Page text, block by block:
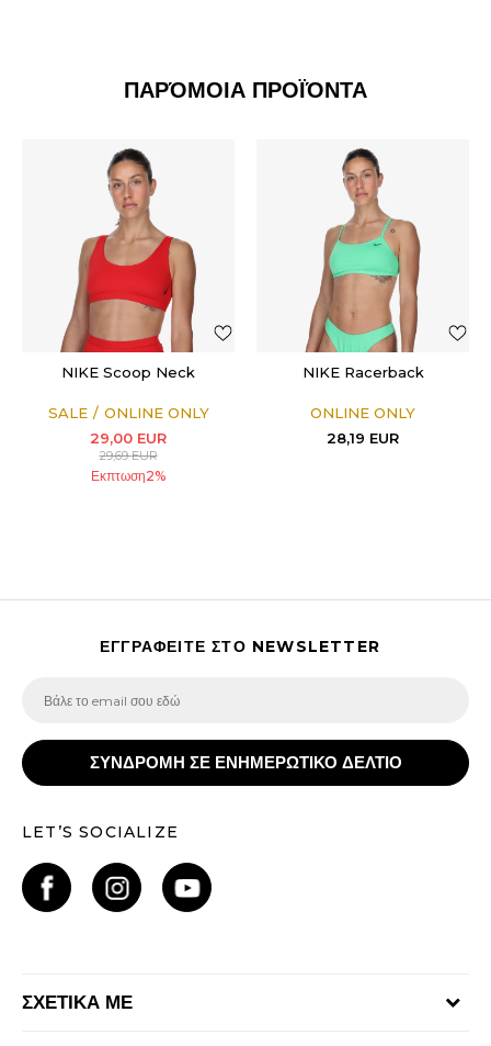
ΠΑΡΌΜΟΙΑ ΠΡΟΪΌΝΤΑ
NIKE Scoop Neck
SALE
ONLINE ONLY
29,00 EUR
29,69EUR
Εκπτωση2%
NIKE Racerback
ONLINE ONLY
28,19 EUR
ΕΓΓΡΑΦΕΙΤΕ ΣΤΟ NEWSLETTER
ΣΥΝΔΡΟΜΗ ΣΕ ΕΝΗΜΕΡΩΤΙΚΟ ΔΕΛΤΙΟ
LET’S SOCIALIZE
ΣΧΕΤΙΚΑ ΜΕ